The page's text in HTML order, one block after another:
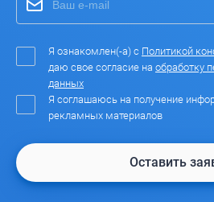
Я ознакомлен(-а) с Политикой
даю свое согласие на обработку
данных
Я соглашаюсь на получение
рекламных материалов
Оставить